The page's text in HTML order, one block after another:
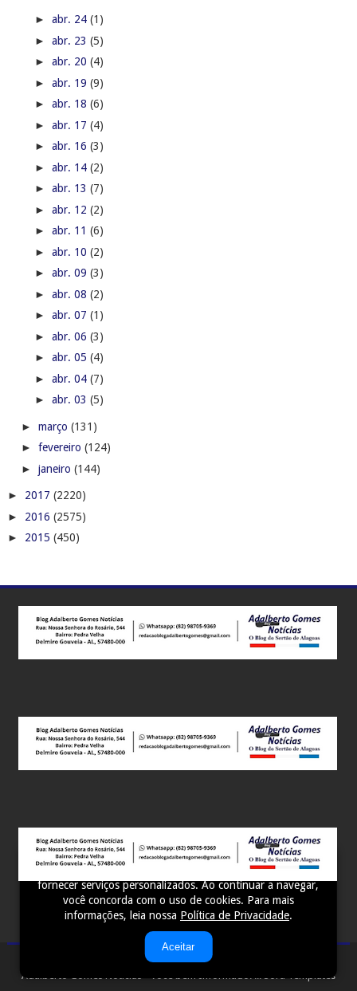
Este site utiliza cookies para melhorar sua experiência e
fornecer serviços personalizados. Ao continuar a navegar,
você concorda com o uso de cookies. Para mais
informações, leia nossa Política de Privacidade.
Aceitar
► abr. 24 (1)
► abr. 23 (5)
► abr. 20 (4)
► abr. 19 (9)
► abr. 18 (6)
► abr. 17 (4)
► abr. 16 (3)
► abr. 14 (2)
► abr. 13 (7)
► abr. 12 (2)
► abr. 11 (6)
► abr. 10 (2)
► abr. 09 (3)
► abr. 08 (2)
► abr. 07 (1)
► abr. 06 (3)
► abr. 05 (4)
► abr. 04 (7)
► abr. 03 (5)
► março (131)
► fevereiro (124)
► janeiro (144)
► 2017 (2220)
► 2016 (2575)
► 2015 (450)
Adalberto Gomes Notícias - Você bem Informado! ...Sora Templates